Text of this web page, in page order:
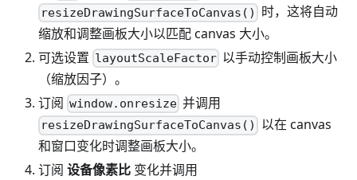
resizeDrawingSurfaceToCanvas()
时，这将自动
缩放和调整画板大小以匹配 canvas 大小。
可选设置 layoutScaleFactor 以手动控制画板大小
（缩放因子）。
订阅 window.onresize 并调用
resizeDrawingSurfaceToCanvas()
以在 canvas
和窗口变化时调整画板大小。
订阅 设备像素比 变化并调用